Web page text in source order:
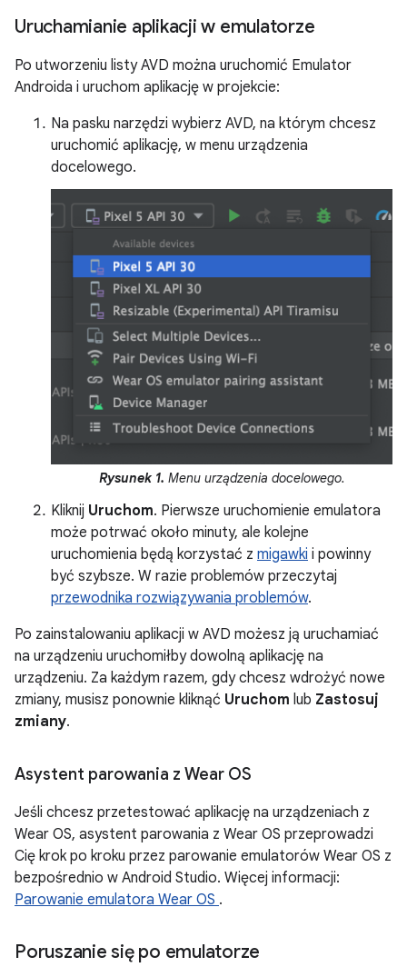
Uruchamianie aplikacji w emulatorze
Po utworzeniu listy AVD można uruchomić Emulator
Androida i uruchom aplikację w projekcie:
Na pasku narzędzi wybierz AVD, na którym chcesz
uruchomić aplikację, w menu urządzenia
docelowego.
Rysunek 1. Menu urządzenia docelowego.
Kliknij Uruchom. Pierwsze uruchomienie emulatora
może potrwać około minuty, ale kolejne
uruchomienia będą korzystać z migawki i powinny
być szybsze. W razie problemów przeczytaj
przewodnika rozwiązywania problemów.
Po zainstalowaniu aplikacji w AVD możesz ją uruchamiać
na urządzeniu uruchomiłby dowolną aplikację na
urządzeniu. Za każdym razem, gdy chcesz wdrożyć nowe
zmiany, musisz ponownie kliknąć Uruchom lub Zastosuj
zmiany.
Asystent parowania z Wear OS
Jeśli chcesz przetestować aplikację na urządzeniach z
Wear OS, asystent parowania z Wear OS przeprowadzi
Cię krok po kroku przez parowanie emulatorów Wear OS z
bezpośrednio w Android Studio. Więcej informacji:
Parowanie emulatora Wear OS .
Poruszanie się po emulatorze